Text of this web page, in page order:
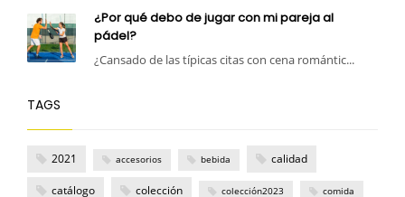
¿Por qué debo de jugar con mi pareja al
pádel?
¿Cansado de las típicas citas con cena romántic...
TAGS
2021 accesorios bebida calidad
catálogo colección colección2023 comida